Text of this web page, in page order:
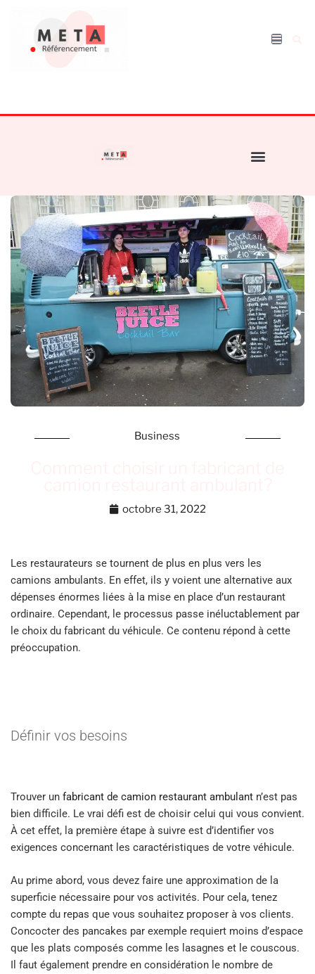
Business
octobre 31, 2022
Les restaurateurs se tournent de plus en plus vers les
camions ambulants. En effet, ils y voient une alternative aux
dépenses énormes liées à la mise en place d’un restaurant
ordinaire. Cependant, le processus passe inéluctablement par
le choix du fabricant du véhicule. Ce contenu répond à cette
préoccupation.
Définir vos besoins
Trouver un fabricant de camion restaurant ambulant n’est pas
bien difficile. Le vrai défi est de choisir celui qui vous convient.
À cet effet, la première étape à suivre est d’identifier vos
exigences concernant les caractéristiques de votre véhicule.
Au prime abord, vous devez faire une approximation de la
superficie nécessaire pour vos activités. Pour cela, tenez
compte du repas que vous souhaitez proposer à vos clients.
Concocter des pancakes par exemple requiert moins d’espace
que les plats composés comme les lasagnes et le couscous.
Il faut également prendre en considération le nombre de